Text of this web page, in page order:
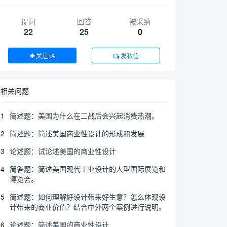
提问
22
回答
25
被采纳
0
关注TA 发私信
相关问题
1
简述题：美国为什么在二战后会兴起消费热潮。
2 简述题：简述美国商业性设计的形成和发展
3 论述题：试论述美国的商业性设计
4 简答题：简述美国现代工业设计的大型国际展览和
博览会。
5 简述题：如何理解好设计带来好⽣意？怎么体现设
计带来的商业价值？结合中外两个案例进⾏说明。
6 论述题：简述美国的商业性设计